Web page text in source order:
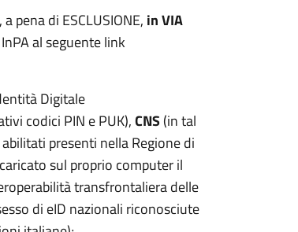
pena di ESCLUSIONE, in VIA
al seguente link
Digitale
codici PIN e PUK),CNS (in tal
presenti nella Regione di
sul proprio computer il
transfrontaliera delle
di eID nazionali riconosciute